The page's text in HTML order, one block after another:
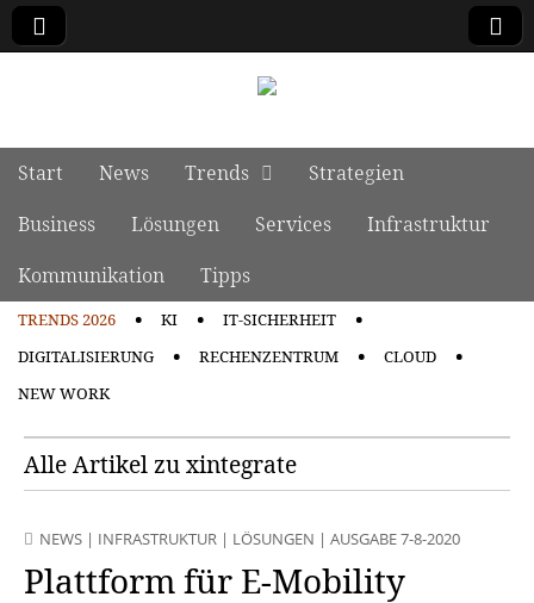
Main menu
Skip to content
Start News Trends
Strategien
Business
Lösungen Services
Infrastruktur
Kommunikation
Tipps
TRENDS 2026 KI
IT-SICHERHEIT
DIGITALISIERUNG
RECHENZENTRUM
CLOUD
NEW WORK
Alle Artikel zu xintegrate
NEWS | INFRASTRUKTUR | LÖSUNGEN | AUSGABE 7-8-2020
Plattform für E-Mobility